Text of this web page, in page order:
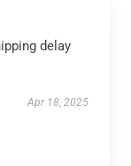
delay
Apr 18, 2025